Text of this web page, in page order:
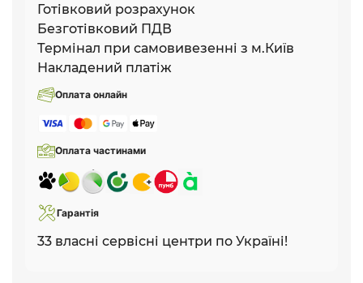
Готівковий розрахунок
Безготівковий ПДВ
Термінал при самовивезенні з м.Київ
Накладений платіж
Оплата онлайн
Оплата частинами
Гарантія
33 власні сервісні центри по Україні!